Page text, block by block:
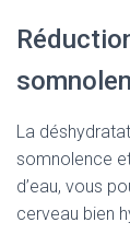
La
somnolence
d’eau, vous
cerveau bien